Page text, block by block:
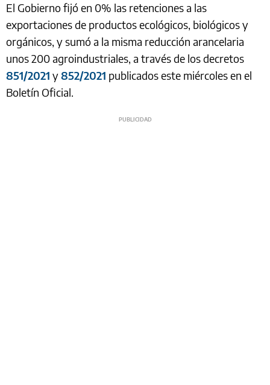
El Gobierno fijó en 0% las retenciones a las
exportaciones de productos ecológicos, biológicos y
orgánicos, y sumó a la misma reducción arancelaria
unos 200 agroindustriales, a través de los decretos
851/2021 y852/2021 publicados este miércoles en el
Boletín Oficial.